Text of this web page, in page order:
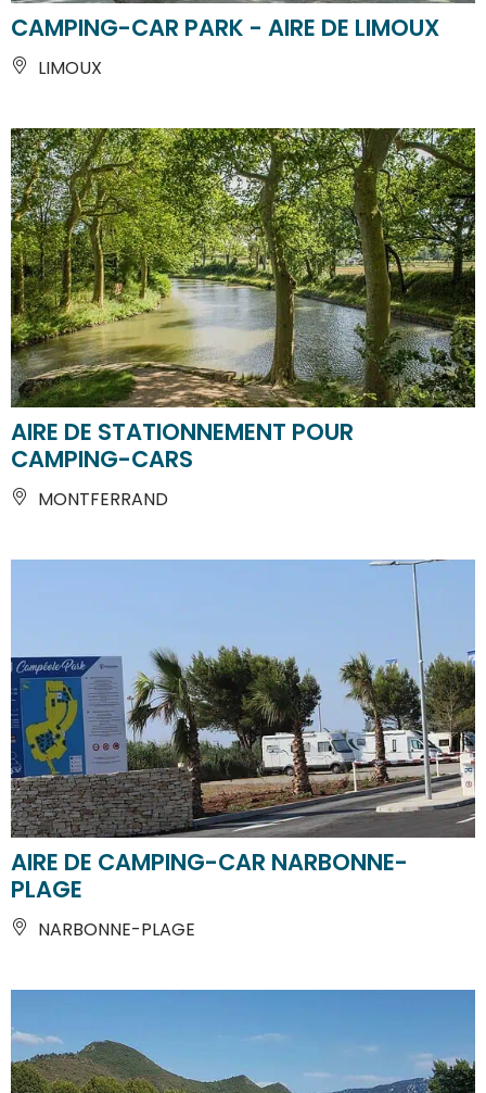
CAMPING-CAR PARK - AIRE DE LIMOUX
LIMOUX
AIRE DE STATIONNEMENT POUR
CAMPING-CARS
MONTFERRAND
AIRE DE CAMPING-CAR NARBONNE-
PLAGE
NARBONNE-PLAGE